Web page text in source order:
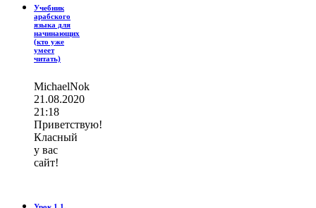
Учебник
арабского
языка для
начинающих
(кто уже
умеет
читать)
MichaelNok
21.08.2020
21:18
Приветствую!
Класный
у вас
сайт!